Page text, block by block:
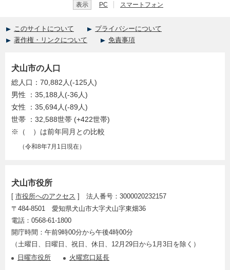
表示 PC スマートフォン
このサイトについて
プライバシーについて
著作権・リンクについて
免責事項
犬山市役所
[ 市役所へのアクセス ] 法人番号：3000020232157
〒484-8501 愛知県犬山市大字犬山字東畑36
電話：0568-61-1800
開庁時間：午前9時00分から午後4時00分
（土曜日、日曜日、祝日、休日、12月29日から1月3日を除く）
日曜市役所
火曜窓口延長
犬山市の人口
総人口：70,882人(-125人)
男性 ：35,188人(-36人)
女性 ：35,694人(-89人)
世帯 ：32,588世帯 (+422世帯)
※（ ）は前年同月との比較
（令和8年7月1日現在）